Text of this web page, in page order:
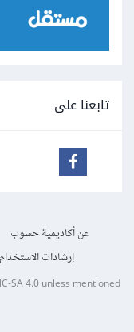
تابعنا على
عن أكاديمية حسوب
إرشادات الاستخدام
SA 4.0unless mentioned